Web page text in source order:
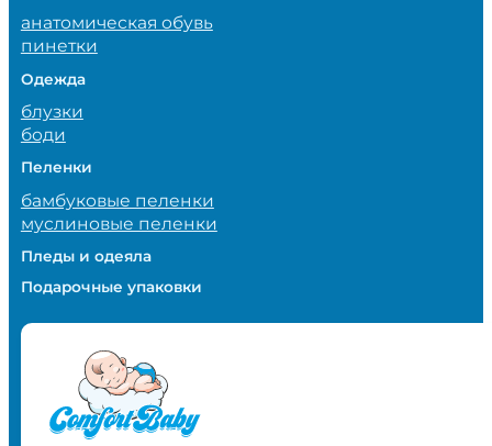
анатомическая обувь
пинетки
Одежда
блузки
боди
Пеленки
бамбуковые пеленки
муслиновые пеленки
Пледы и одеяла
Подарочные упаковки